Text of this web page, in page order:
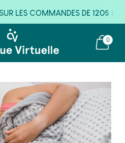
SUR NOS PRODUITS ✨
LES COMMANDES DE 120$ ET
0